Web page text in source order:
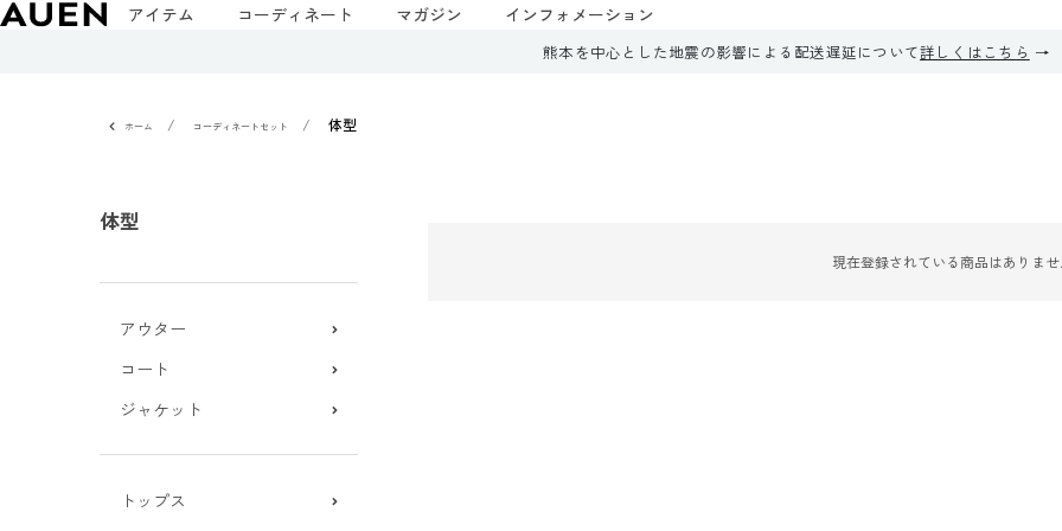
アイテム コーディネート マガジン インフォメーション
熊本を中心とした地震の影響による配送遅延について詳しくはこちら
ホーム コーディネートセット 体型
体型
アウター
コート
ジャケット
トップス
現在登録されている商品はありま